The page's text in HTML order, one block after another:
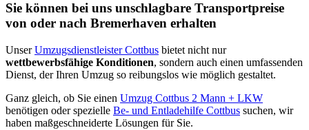
Sie können bei uns unschlagbare Transportpreise
von oder nach Bremerhaven erhalten
UnserUmzugsdienstleister Cottbus bietet nicht nur
wettbewerbsfähige Konditionen, sondern auch einen umfassenden
Dienst, der Ihren Umzug so reibungslos wie möglich gestaltet.
Ganz gleich, ob Sie einen Umzug Cottbus 2 Mann + LKW
benötigen oder spezielle Be- und Entladehilfe Cottbus suchen, wir
haben maßgeschneiderte Lösungen für Sie.